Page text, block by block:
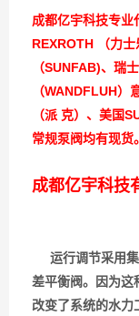
成都亿宇科技专业
REXROTH （力
（SUNFAB)、瑞
（WANDFLUH）
（派 克）、美国
常规泵阀均有现货
成都亿宇科技
运行调节采用
差平衡阀。因为这
改变了系统的水力